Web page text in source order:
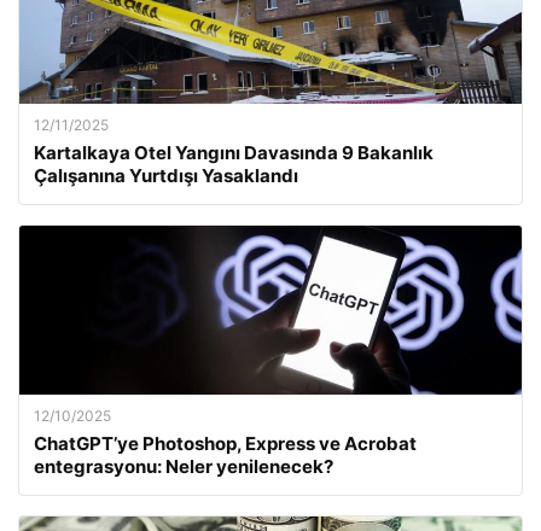
12/11/2025
Kartalkaya Otel Yangını Davasında 9 Bakanlık
Çalışanına Yurtdışı Yasaklandı
12/10/2025
ChatGPT’ye Photoshop, Express ve Acrobat
entegrasyonu: Neler yenilenecek?